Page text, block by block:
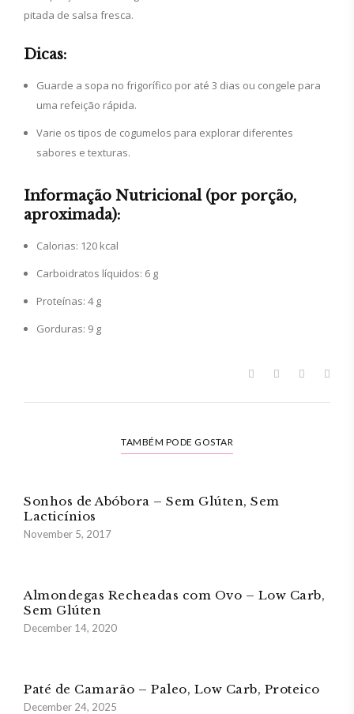
pitada de salsa fresca.
Dicas:
Guarde a sopa no frigorífico por até 3 dias ou congele para
uma refeição rápida.
Varie os tipos de cogumelos para explorar diferentes
sabores e texturas.
Informação Nutricional (por porção,
aproximada):
Calorias: 120 kcal
Carboidratos líquidos: 6 g
Proteínas: 4 g
Gorduras: 9 g
TAMBÉM PODE GOSTAR
Sonhos de Abóbora – Sem Glúten, Sem
Lacticínios
November 5, 2017
Almondegas Recheadas com Ovo – Low Carb,
Sem Glúten
December 14, 2020
Paté de Camarão – Paleo, Low Carb, Proteico
December 24, 2025